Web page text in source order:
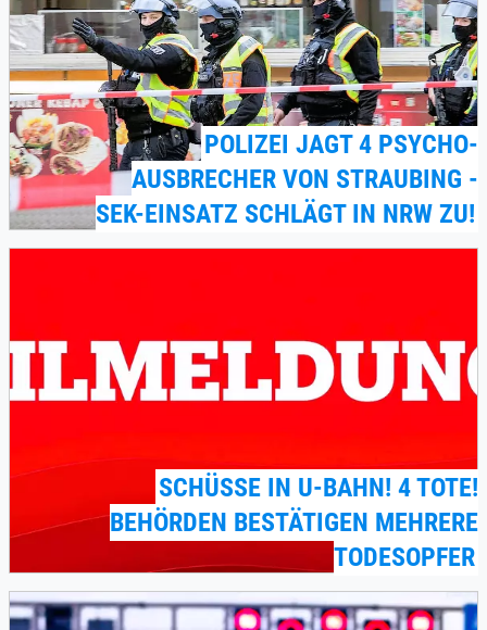
POLIZEI JAGT 4 PSYCHO-
AUSBRECHER VON STRAUBING -
SEK-EINSATZ SCHLÄGT IN NRW ZU!
SCHÜSSE IN U-BAHN! 4 TOTE!
BEHÖRDEN BESTÄTIGEN MEHRERE
TODESOPFER